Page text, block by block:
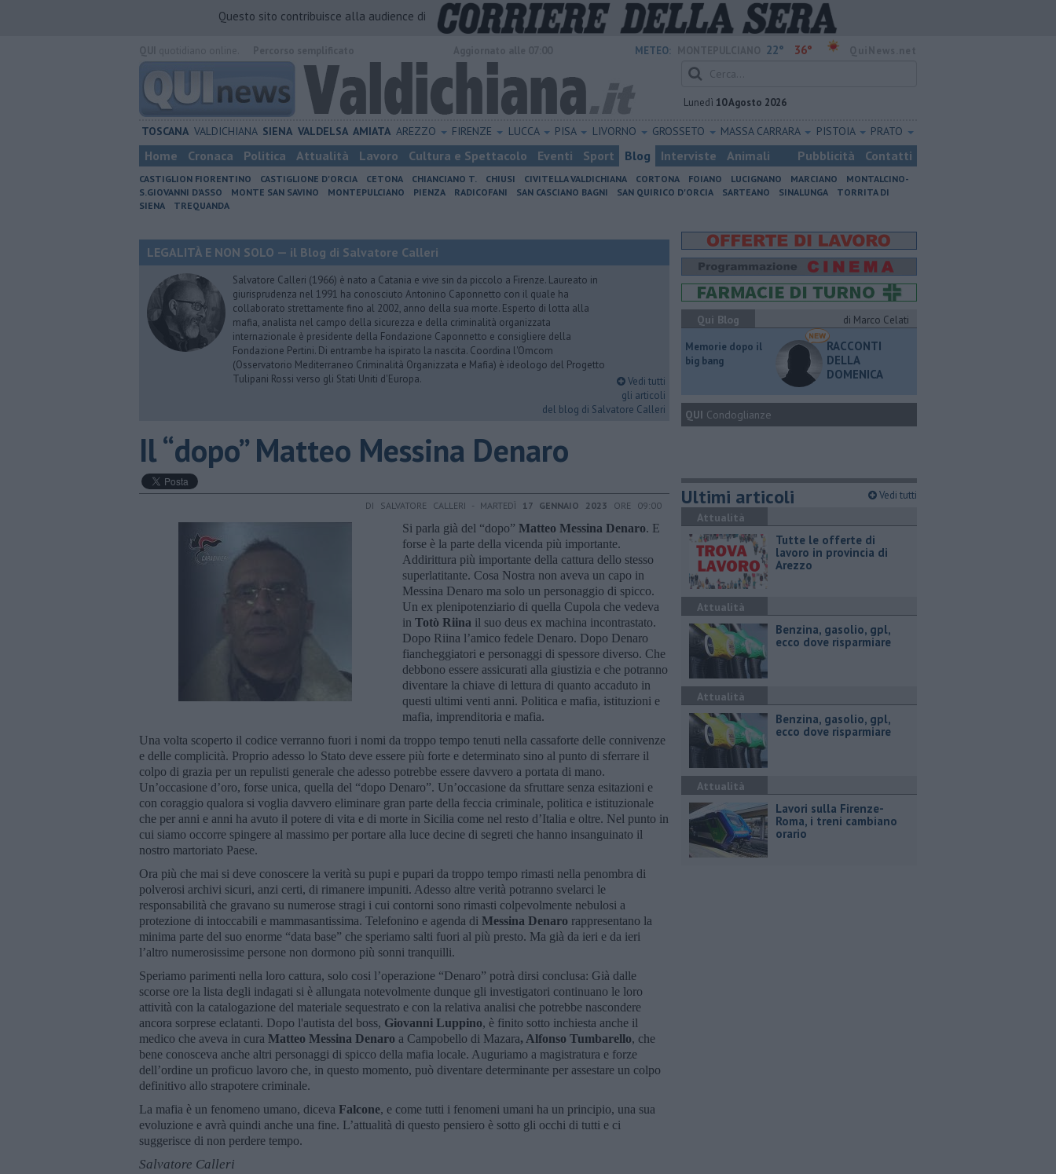
Questo sito contribuisce alla audience di
METEO: 22° 36°
Lunedì 10 Agosto 2026
TOSCANA VALDICHIANA SIENA VALDELSA AMIATA AREZZO FIRENZE LUCCA PISA LIVORNO GROSSETO MASSA CARRARA PISTOIA PRATO
Home Cronaca Politica Attualità Lavoro Cultura e Spettacolo Eventi Sport Blog Interviste Animali Pubblicità Contatti
CASTIGLION FIORENTINO CASTIGLIONE D'ORCIA CETONA CHIANCIANO T. CHIUSI CIVITELLA VALDICHIANA CORTONA FOIANO LUCIGNANO MARCIANO
MONTALCINO-
S.GIOVANNI D'ASSO
MONTE SAN SAVINO MONTEPULCIANO PIENZA RADICOFANI SAN CASCIANO BAGNI SAN QUIRICO D'ORCIA SARTEANO SINALUNGA
TORRITA DI
SIENA
TREQUANDA
LEGALITÀ E NON SOLO — il Blog di Salvatore Calleri
Salvatore Calleri (1966) è nato a Catania e vive sin da piccolo a Firenze. Laureato in
giurisprudenza nel 1991 ha conosciuto Antonino Caponnetto con il quale ha
collaborato strettamente fino al 2002, anno della sua morte. Esperto di lotta alla
mafia, analista nel campo della sicurezza e della criminalità organizzata
internazionale è presidente della Fondazione Caponnetto e consigliere della
Fondazione Pertini. Di entrambe ha ispirato la nascita. Coordina l'Omcom
(Osservatorio Mediterraneo Criminalità Organizzata e Mafia) è ideologo del Progetto
Tulipani Rossi verso gli Stati Uniti d'Europa.
Vedi tutti
gli articoli
del blog di Salvatore Calleri
Il “dopo” Matteo Messina Denaro
DI SALVATORE CALLERI - MARTEDÌ 17 GENNAIO 2023 ORE 09:00
Si parla già del “dopo” Matteo Messina Denaro. E
forse è la parte della vicenda più importante.
Addirittura più importante della cattura dello stesso
superlatitante. Cosa Nostra non aveva un capo in
Messina Denaro ma solo un personaggio di spicco.
Un ex plenipotenziario di quella Cupola che vedeva
in Totò Riina il suo deus ex machina incontrastato.
Dopo Riina l’amico fedele Denaro. Dopo Denaro
fiancheggiatori e personaggi di spessore diverso. Che
debbono essere assicurati alla giustizia e che potranno
diventare la chiave di lettura di quanto accaduto in
questi ultimi venti anni. Politica e mafia, istituzioni e
mafia, imprenditoria e mafia.
Una volta scoperto il codice verranno fuori i nomi da troppo tempo tenuti nella cassaforte delle connivenze
e delle complicità. Proprio adesso lo Stato deve essere più forte e determinato sino al punto di sferrare il
colpo di grazia per un repulisti generale che adesso potrebbe essere davvero a portata di mano.
Un’occasione d’oro, forse unica, quella del “dopo Denaro”. Un’occasione da sfruttare senza esitazioni e
con coraggio qualora si voglia davvero eliminare gran parte della feccia criminale, politica e istituzionale
che per anni e anni ha avuto il potere di vita e di morte in Sicilia come nel resto d’Italia e oltre. Nel punto in
cui siamo occorre spingere al massimo per portare alla luce decine di segreti che hanno insanguinato il
nostro martoriato Paese.
Ora più che mai si deve conoscere la verità su pupi e pupari da troppo tempo rimasti nella penombra di
polverosi archivi sicuri, anzi certi, di rimanere impuniti. Adesso altre verità potranno svelarci le
responsabilità che gravano su numerose stragi i cui contorni sono rimasti colpevolmente nebulosi a
protezione di intoccabili e mammasantissima. Telefonino e agenda di Messina Denaro rappresentano la
minima parte del suo enorme “data base” che speriamo salti fuori al più presto. Ma già da ieri e da ieri
l’altro numerosissime persone non dormono più sonni tranquilli.
Speriamo parimenti nella loro cattura, solo cosi l’operazione “Denaro” potrà dirsi conclusa: Già dalle
scorse ore la lista degli indagati si è allungata notevolmente dunque gli investigatori continuano le loro
attività con la catalogazione del materiale sequestrato e con la relativa analisi che potrebbe nascondere
ancora sorprese eclatanti. Dopo l'autista del boss, Giovanni Luppino, è finito sotto inchiesta anche il
medico che aveva in cura Matteo Messina Denaro a Campobello di Mazara, Alfonso Tumbarello, che
bene conosceva anche altri personaggi di spicco della mafia locale. Auguriamo a magistratura e forze
dell’ordine un proficuo lavoro che, in questo momento, può diventare determinante per assestare un colpo
definitivo allo strapotere criminale.
La mafia è un fenomeno umano, diceva Falcone, e come tutti i fenomeni umani ha un principio, una sua
evoluzione e avrà quindi anche una fine. L’attualità di questo pensiero è sotto gli occhi di tutti e ci
suggerisce di non perdere tempo.
Salvatore Calleri
Qui Blog
di Marco Celati
Memorie dopo il
big bang
RACCONTI
DELLA
DOMENICA
QUI Condoglianze
Ultimi articoli Vedi tutti
Attualità
​Tutte le offerte di
lavoro in provincia di
Arezzo
Attualità
​Benzina, gasolio, gpl,
ecco dove risparmiare
Attualità
​Benzina, gasolio, gpl,
ecco dove risparmiare
Attualità
Lavori sulla Firenze-
Roma, i treni cambiano
orario